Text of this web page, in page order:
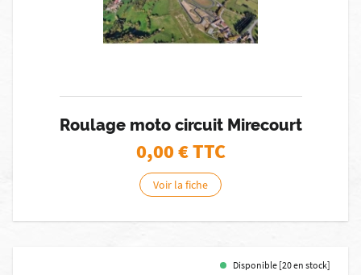
Roulage moto circuit Mirecourt
0,00€ TTC
Voir la fiche
Disponible [20 en stock]